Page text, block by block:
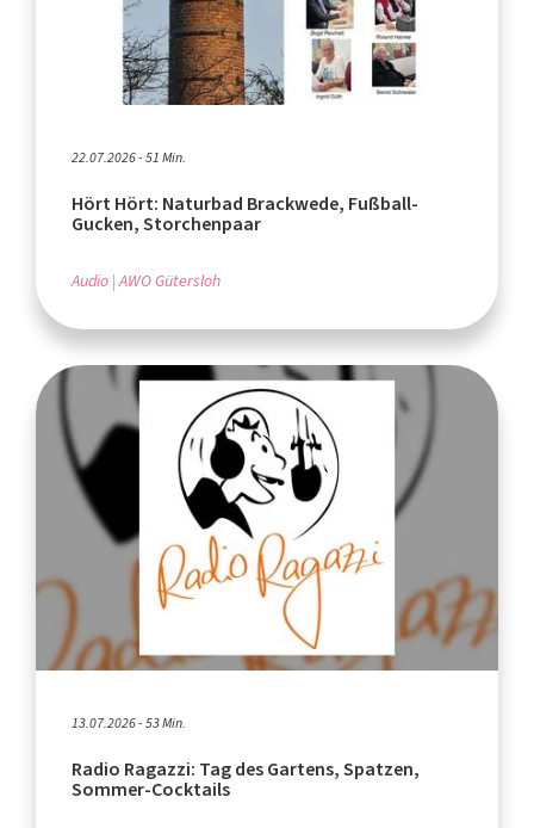
22.07.2026 - 51 Min.
Hört Hört: Naturbad Brackwede, Fußball-
Gucken, Storchenpaar
Audio AWO Gütersloh
13.07.2026 - 53 Min.
Radio Ragazzi: Tag des Gartens, Spatzen,
Sommer-Cocktails